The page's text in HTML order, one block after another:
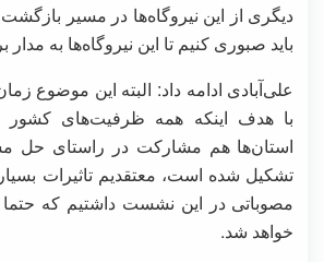
دیگری از این نیروگاه‌ها در مسیر
باید صبوری کنیم تا این نیروگاه‌ها به مدار
علی‌آبادی ادامه داد: البته این موضوع
با هدف اینکه همه ظرفیت‌های
استان‌ها هم مشارکت در راستای حل
تشکیل شده است، معتقدیم تاثیرات
مصوباتی در این نشست داشتیم که حتما
خواهد شد.